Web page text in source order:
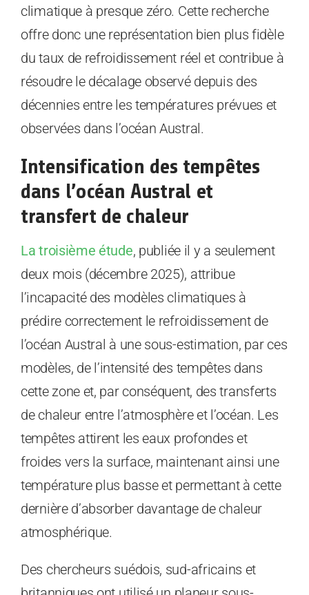
climatique à presque zéro. Cette recherche
offre donc une représentation bien plus fidèle
du taux de refroidissement réel et contribue à
résoudre le décalage observé depuis des
décennies entre les températures prévues et
observées dans l’océan Austral.
Intensification des tempêtes
dans l’océan Austral et
transfert de chaleur
La troisième étude, publiée il y a seulement
deux mois (décembre 2025), attribue
l’incapacité des modèles climatiques à
prédire correctement le refroidissement de
l’océan Austral à une sous-estimation, par ces
modèles, de l’intensité des tempêtes dans
cette zone et, par conséquent, des transferts
de chaleur entre l’atmosphère et l’océan. Les
tempêtes attirent les eaux profondes et
froides vers la surface, maintenant ainsi une
température plus basse et permettant à cette
dernière d’absorber davantage de chaleur
atmosphérique.
Des chercheurs suédois, sud-africains et